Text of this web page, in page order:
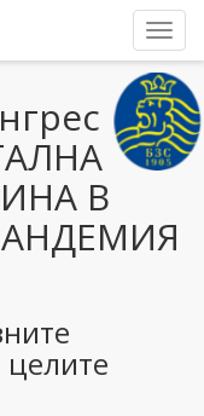
В
целите